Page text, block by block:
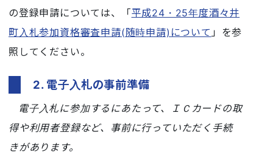
の登録申請については、「平成24・25年度酒々井
町入札参加資格審査申請(随時申請)について 」を参
照してください。
2. 電子入札の事前準備
電子入札に参加するにあたって、ＩＣカードの取
得や利用者登録など、事前に行っていただく手続
きがあります。